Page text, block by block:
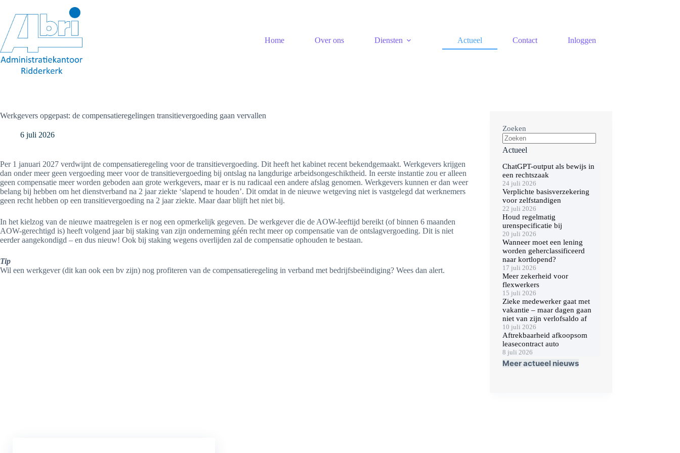
inhoud
Home
Over ons Diensten Actueel Contact Inloggen
Werkgevers opgepast: de compensatieregelingen transitievergoeding gaan vervallen
6 juli 2026
Per 1 januari 2027 verdwijnt de compensatieregeling voor de transitievergoeding. Dit heeft het kabinet recent bekendgemaakt. Werkgevers krijgen
dan onder meer geen vergoeding meer voor de transitievergoeding bij ontslag na langdurige arbeidsongeschiktheid. In eerste instantie zou er alleen
geen compensatie meer worden geboden aan grote werkgevers, maar er is nu radicaal een andere afslag genomen. Werkgevers kunnen er dan weer
belang bij hebben om het dienstverband na 2 jaar ziekte ‘slapend te houden’. Dit omdat in de nieuwe wetgeving niet is vastgelegd dat werknemers
geen recht hebben op een transitievergoeding na 2 jaar ziekte. Maar daar blijft het niet bij.
In het kielzog van de nieuwe maatregelen is er nog een opmerkelijk gegeven. De werkgever die de AOW-leeftijd bereikt (of binnen 6 maanden
AOW-gerechtigd is) heeft volgend jaar bij staking van zijn onderneming géén recht meer op compensatie van de ontslagvergoeding. Dit is niet
eerder aangekondigd – en dus nieuw! Ook bij staking wegens overlijden zal de compensatie ophouden te bestaan.
Tip
Wil een werkgever (dit kan ook een bv zijn) nog profiteren van de compensatieregeling in verband met bedrijfsbeëindiging? Wees dan alert.
Zoeken
Actueel
ChatGPT-output als bewijs in
een rechtszaak
24 juli 2026
Verplichte basisverzekering
voor zelfstandigen
22 juli 2026
Houd regelmatig
urenspecificatie bij
20 juli 2026
Wanneer moet een lening
worden geherclassificeerd
naar kortlopend?
17 juli 2026
Meer zekerheid voor
flexwerkers
15 juli 2026
Zieke medewerker gaat met
vakantie – maar dagen gaan
niet van zijn verlofsaldo af
10 juli 2026
Aftrekbaarheid afkoopsom
leasecontract auto
8 juli 2026
Meer actueel nieuws